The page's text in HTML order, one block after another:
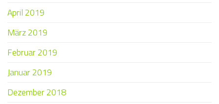
April 2019
März 2019
Februar 2019
Januar 2019
Dezember 2018